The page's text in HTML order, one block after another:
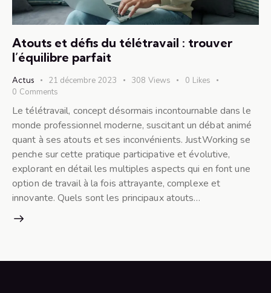
Atouts et défis du télétravail : trouver
l’équilibre parfait
Actus 21 décembre 2023 308 Views 0 Likes
0 Comments
Le télétravail, concept désormais incontournable dans le
monde professionnel moderne, suscitant un débat animé
quant à ses atouts et ses inconvénients. JustWorking se
penche sur cette pratique participative et évolutive,
explorant en détail les multiples aspects qui en font une
option de travail à la fois attrayante, complexe et
innovante. Quels sont les principaux atouts…